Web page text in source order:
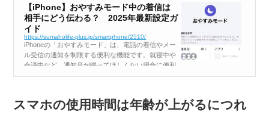
【iPhone】おやすみモード中の着信は
相手にどう伝わる？ 2025年最新設定ガ
イド
https://sumaholife-plus.jp/smartphone/2510/
iPhoneの「おやすみモード」は、電話の着信やメー
ル受信の通知を制限する便利な機能です。就寝中や
会議中など、通知音が鳴ってほしくない場合に便利
です。 しかし、実際に「おやすみモード」を使って
スマホの使用時間は年齢が上がるにつれ